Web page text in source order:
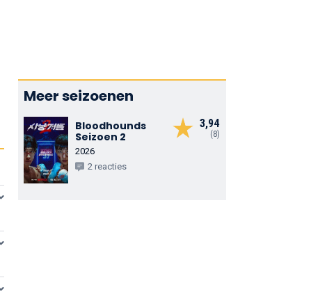
Meer seizoenen
3,94
(8)
Bloodhounds
Seizoen 2
2026
2 reacties